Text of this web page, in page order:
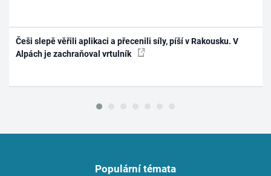
Češi slepě věřili aplikaci a přecenili síly, píší v Rakousku. V
Alpách je zachraňoval vrtulník
Populární témata